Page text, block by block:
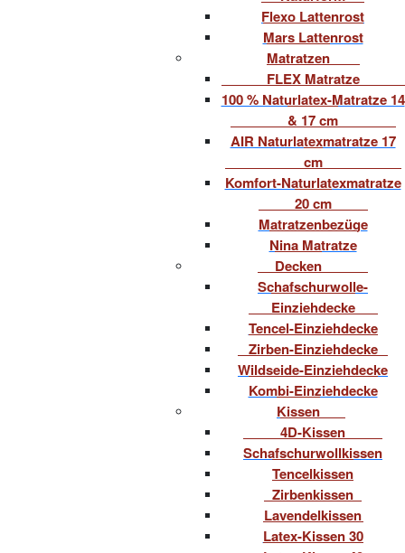
Flexo Lattenrost
Mars Lattenrost
Matratzen
FLEX Matratze
100 % Naturlatex-Matratze 14
& 17 cm
AIR Naturlatexmatratze 17
cm
Komfort-Naturlatexmatratze
20 cm
Matratzenbezüge
Nina Matratze
Decken
Schafschurwolle-
Einziehdecke
Tencel-Einziehdecke
Zirben-Einziehdecke
Wildseide-Einziehdecke
Kombi-Einziehdecke
Kissen
4D-Kissen
Schafschurwollkissen
Tencelkissen
Zirbenkissen
Lavendelkissen
Latex-Kissen 30